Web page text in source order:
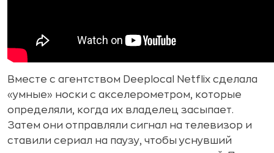
Вместе с агентством Deeplocal Netflix сделала
«умные» носки с акселерометром, которые
определяли, когда их владелец засыпает.
Затем они отправляли сигнал на телевизор и
ставили сериал на паузу, чтобы уснувший